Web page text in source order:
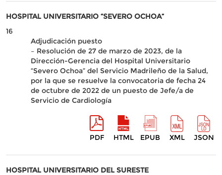
HOSPITAL UNIVERSITARIO “SEVERO OCHOA”
16
Adjudicación puesto
– Resolución de 27 de marzo de 2023, de la
Dirección-Gerencia del Hospital Universitario
“Severo Ochoa” del Servicio Madrileño de la Salud,
por la que se resuelve la convocatoria de fecha 24
de octubre de 2022 de un puesto de Jefe/a de
Servicio de Cardiología
PDF HTML EPUB XML JSON
HOSPITAL UNIVERSITARIO DEL SURESTE